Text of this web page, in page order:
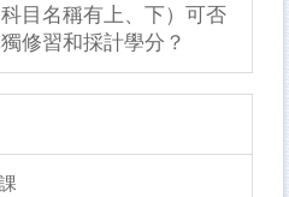
科目名稱有上、下）可否
修習和採計學分？